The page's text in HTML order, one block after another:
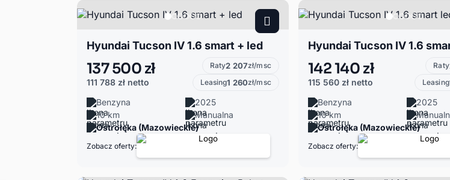
Hyundai Tucson IV 1.6 smart + led
137 500 zł
111 788 zł netto
Raty2 207zł/msc
Leasing1 260zł/msc
Benzyna
2025
10 km
Manualna
Ostrołęka (Mazowieckie)
Zobacz oferty:
Hyundai Tucson IV 1.6
142 140 zł
115 560 zł netto
Raty
Leasing
Benzyna
2025
10 km
Ostrołęka (Mazowieckie)
Zobacz oferty: